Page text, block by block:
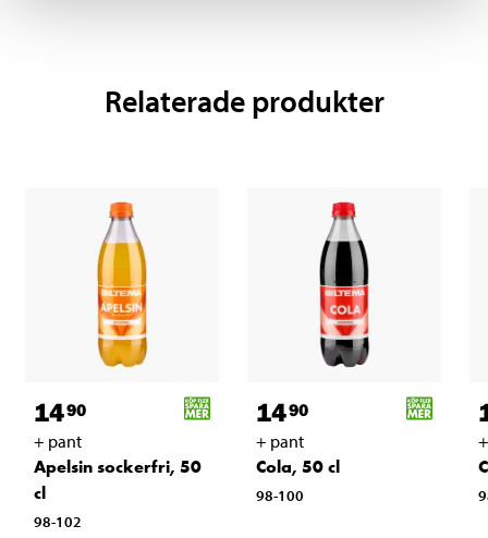
Relaterade produkter
1490
+ pant
Apelsin sockerfri, 50
cl
98-102
1490
+ pant
Cola, 50 cl
98-100